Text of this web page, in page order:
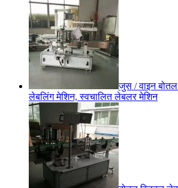
जुस / वाइन
लेबलिंग मेशिन, स्वचालित लेबलर मेशिन